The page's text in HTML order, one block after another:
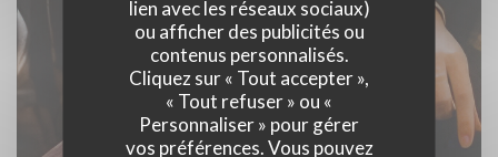
lien avec les réseaux sociaux)
ou afficher des publicités ou
contenus personnalisés.
Cliquez sur « Tout accepter »,
« Tout refuser » ou «
Personnaliser » pour gérer
vos préférences. Vous pouvez